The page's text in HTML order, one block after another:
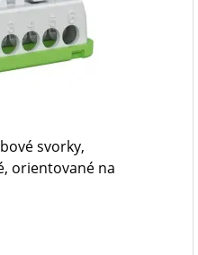
svorky,
orientované na